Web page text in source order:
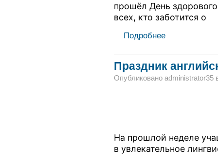
прошёл День
всех, кто заботится о
Подробнее
Праздник
Опубликовано administrator35
На прошлой неделе
в увлекательное